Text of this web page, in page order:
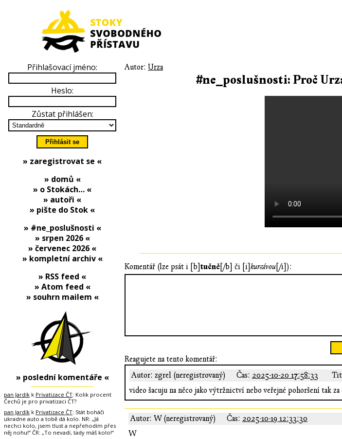
Autor: Urza
#ne_poslušnosti: Proč
Komentář (lze psát i [b] tučně [/b] či [i] kurzívou [/i]):
Reagujete na tento komentář:
Autor: zgrel (neregistrovaný)
Čas: 2025-10-20 17:58:33
video šacuju na něco jako výtržnictví nebo veřejné pohoršení tak
Autor: W (neregistrovaný) Čas: 2025-10-19 12:33:30
W
Přihlašovací jméno:
Heslo:
Zůstat přihlášen:
» zaregistrovat se «
» domů «
» o Stokách… «
» autoři «
» pište do Stok «
» #ne_poslušnosti «
» srpen 2026 «
» červenec 2026 «
» kompletní archiv «
» RSS feed «
» Atom feed «
» souhrn mailem «
» poslední komentáře «
pan Jardík k Privatizace ČT: Kolik procent
Čechů je pro privatizaci ČT?
pan Jardík k Privatizace ČT: Stát boháči
ukradne auto a tobě dá kolo. NR: „Já
nechci kolo, jsem tlust a nepřehodím přes
něj nohu!“ ČR: „To nevadí, tady máš kolo!“